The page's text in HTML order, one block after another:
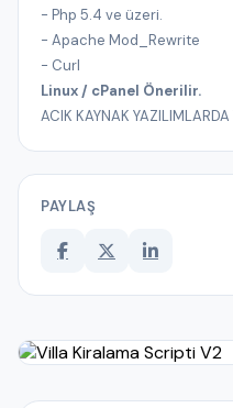
- Php 5.4 ve üzeri.
- Apache Mod_Rewrite
- Curl
Linux / cPanel Önerilir.
ACIK KAYNAK YAZILIMLARDA
PAYLAŞ